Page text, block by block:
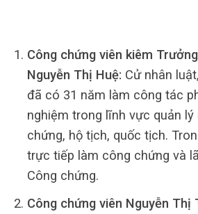
Công chứng viên kiêm
Nguyễn Thị Huệ: Cử nhân
đã có 31 năm làm công tác
nghiệm trong lĩnh vực quản
chứng, hộ tịch, quốc tịch.
trực tiếp làm công chứng và
Công chứng.
Công chứng viên Nguyễn Thị